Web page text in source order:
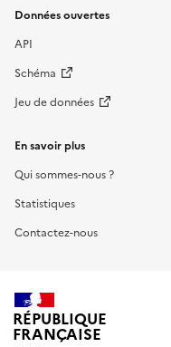
Données ouvertes
API
Schéma
Jeu de données
En savoir plus
Qui sommes-nous ?
Statistiques
Contactez-nous
RÉPUBLIQUE
FRANÇAISE